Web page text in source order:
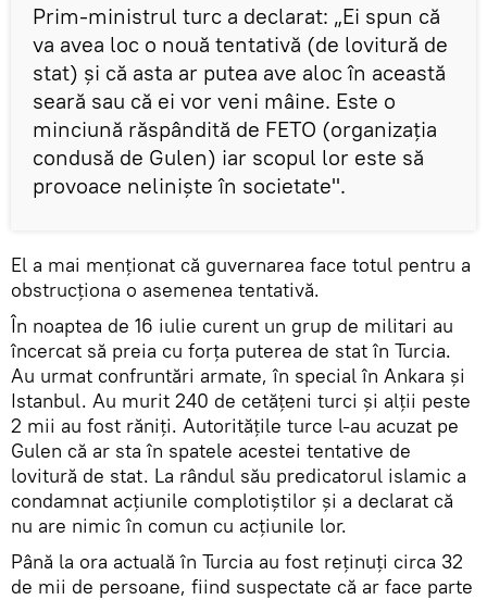
Prim-ministrul turc a declarat: „Ei spun că
va avea loc o nouă tentativă (de lovitură de
stat) și că asta ar putea ave aloc în această
seară sau că ei vor veni mâine. Este o
minciună răspândită de FETO (organizația
condusă de Gulen) iar scopul lor este să
provoace neliniște în societate".
El a mai menționat că guvernarea face totul pentru a
obstrucționa o asemenea tentativă.
În noaptea de 16 iulie curent un grup de militari au
încercat să preia cu forța puterea de stat în Turcia.
Au urmat confruntări armate, în special în Ankara și
Istanbul. Au murit 240 de cetățeni turci și alții peste
2 mii au fost răniți. Autoritățile turce l-au acuzat pe
Gulen că ar sta în spatele acestei tentative de
lovitură de stat. La rândul său predicatorul islamic a
condamnat acțiunile complotiștilor și a declarat că
nu are nimic în comun cu acțiunile lor.
Până la ora actuală în Turcia au fost reținuți circa 32
de mii de persoane, fiind suspectate că ar face parte